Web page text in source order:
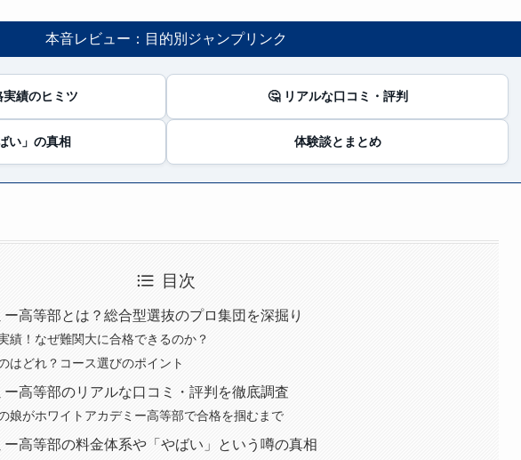
本音レビュー：目的別ジャンプリンク
績のヒミツ 🤔 リアルな口コミ・評判
い」の真相 体験談とまとめ
目次
高等部とは？総合型選抜のプロ集団を深掘り
績！なぜ難関大に合格できるのか？
はどれ？コース選びのポイント
高等部のリアルな口コミ・評判を徹底調査
娘がホワイトアカデミー高等部で合格を掴むまで
高等部の料金体系や「やばい」という噂の真相